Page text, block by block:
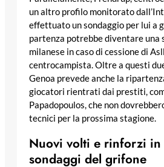
un altro profilo monitorato
effettuato un sondaggio per lui a
partenza potrebbe diventare una
milanese in caso di cessione di
centrocampista. Oltre a questi
Genoa prevede anche la
giocatori rientrati dai prestiti,
Papadopoulos, che non
tecnici per la prossima stagione.
Nuovi volti e rinforzi in
sondaggi del grifone